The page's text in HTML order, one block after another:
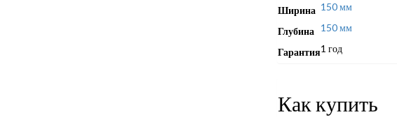
Ширина 150 мм
Глубина 150 мм
Гарантия1 год
Как купить